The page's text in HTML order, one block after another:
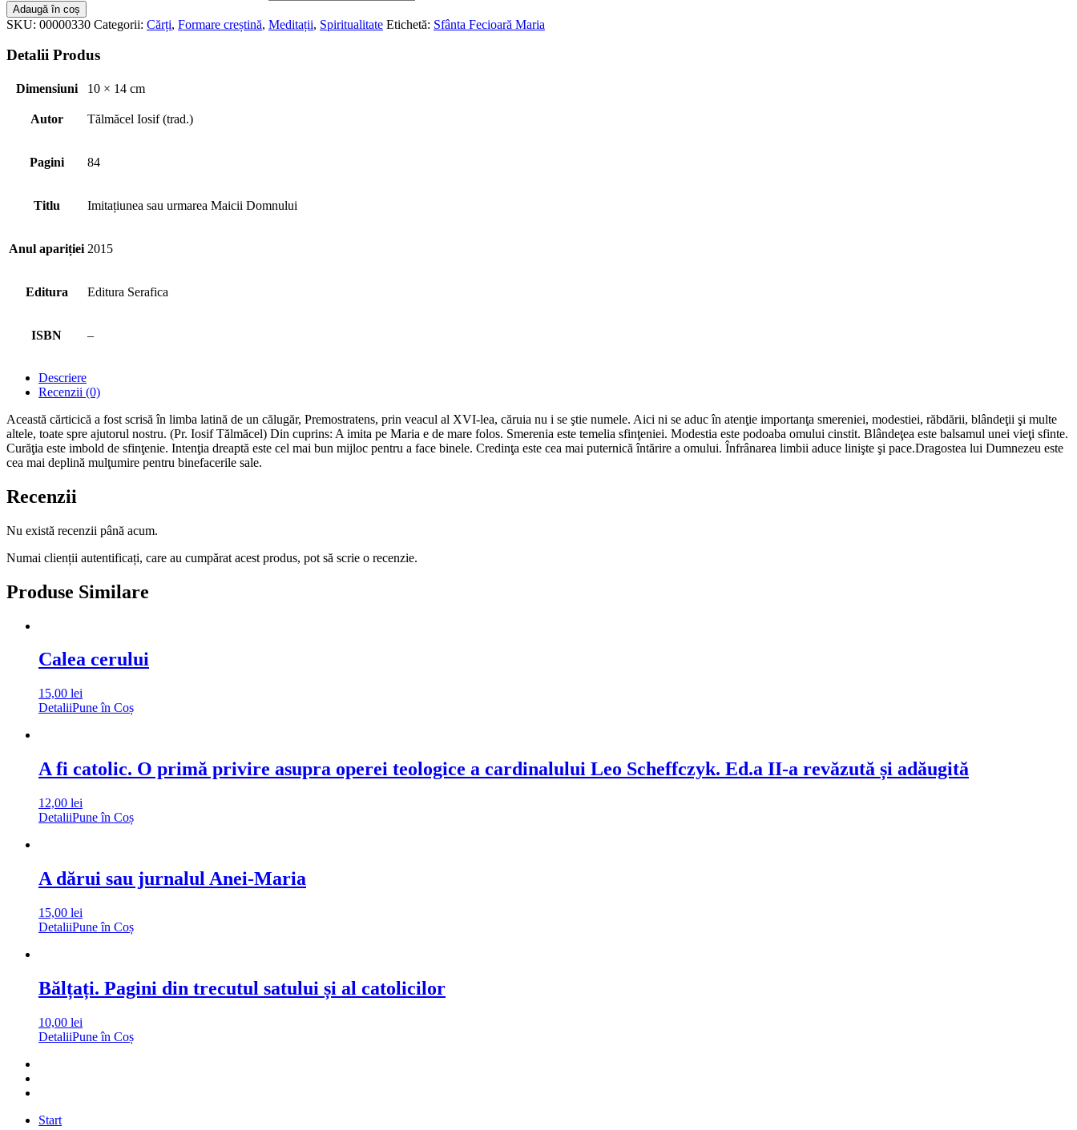
Adaugă în coș
SKU: 00000330 Categorii: Cărți, Formare creștină, Meditații, Spiritualitate Etichetă: Sfânta Fecioară Maria
Detalii Produs
Dimensiuni 10 × 14 cm
Autor Tălmăcel Iosif (trad.)
Pagini 84
Titlu Imitațiunea sau urmarea Maicii Domnului
Anul apariției 2015
Editura Editura Serafica
ISBN –
Descriere
Recenzii (0)
Această cărticică a fost scrisă în limba latină de un călugăr, Premostratens, prin veacul al XVI-lea, căruia nu i se ştie numele. Aici ni se aduc în atenţie importanţa smereniei, modestiei, răbdării, blândeţii şi multe
altele, toate spre ajutorul nostru. (Pr. Iosif Tălmăcel) Din cuprins: A imita pe Maria e de mare folos. Smerenia este temelia sfinţeniei. Modestia este podoaba omului cinstit. Blândeţea este balsamul unei vieţi sfinte.
Curăţia este imbold de sfinţenie. Intenţia dreaptă este cel mai bun mijloc pentru a face binele. Credinţa este cea mai puternică întărire a omului. Înfrânarea limbii aduce linişte şi pace.Dragostea lui Dumnezeu este
cea mai deplină mulţumire pentru binefacerile sale.
Recenzii
Nu există recenzii până acum.
Numai clienții autentificați, care au cumpărat acest produs, pot să scrie o recenzie.
Produse Similare
Calea cerului
15,00 lei
DetaliiPune în Coș
A fi catolic. O primă privire asupra operei teologice a cardinalului Leo Scheffczyk. Ed.a II-a revăzută și adăugită
12,00 lei
DetaliiPune în Coș
A dărui sau jurnalul Anei-Maria
15,00 lei
DetaliiPune în Coș
Bălțați. Pagini din trecutul satului și al catolicilor
10,00 lei
DetaliiPune în Coș
Start